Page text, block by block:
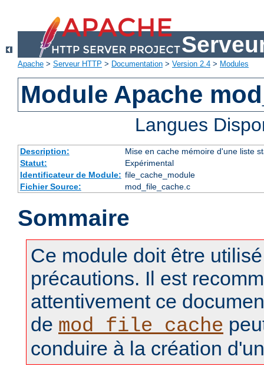
Apache > Serveur HTTP > Documentation > Version 2.4 > Modules
Module Apache
Langues
Description:
Mise en cache mémoire d'une liste
Statut:
Expérimental
Identificateur de Module: file_cache_module
Fichier Source:
mod_file_cache.c
Sommaire
Ce module doit être
précautions. Il est
attentivement ce
de mod_file_cache
conduire à la création